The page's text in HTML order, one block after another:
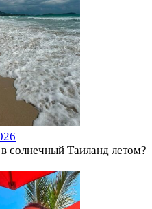
солнечный Таиланд летом?